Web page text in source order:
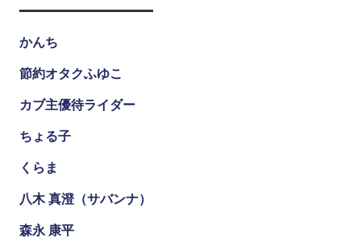
かんち
節約オタクふゆこ
カブ主優待ライダー
ちょる子
くらま
八木 真澄（サバンナ）
森永 康平